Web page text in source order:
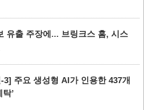
유출 주장에... 브링크스 홈, 시스
주요 생성형 AI가 인용한 437개
’